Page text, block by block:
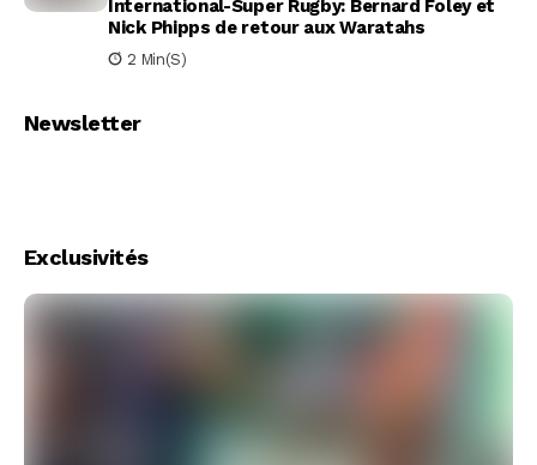
International-Super Rugby: Bernard Foley et
Nick Phipps de retour aux Waratahs
2 Min(s)
Newsletter
Exclusivités